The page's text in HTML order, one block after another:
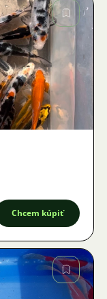
Chcem kúpiť